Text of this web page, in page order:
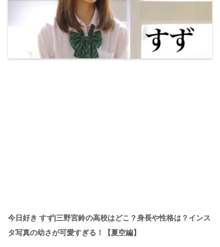
今日好き すず|三野宮鈴の高校はどこ？身長や性格は？インス
タ写真の幼さが可愛すぎる！【夏空編】